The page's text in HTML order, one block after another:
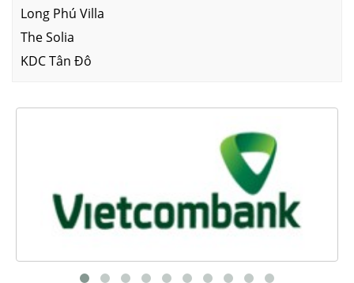
Long Phú Villa
The Solia
KDC Tân Đô